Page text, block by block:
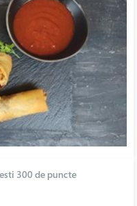
300 de puncte